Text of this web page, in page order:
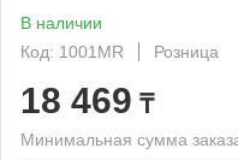
В наличии
Код: 1001MR
Розница
18 469 ₸
Минимальная сумма